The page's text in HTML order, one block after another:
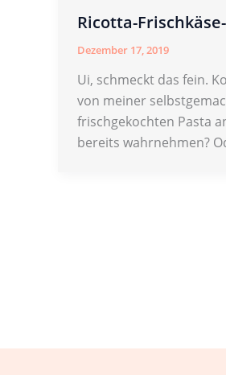
Ricotta-
Dezember 17, 2019
Ui, schmeckt das fein.
von meiner
frischgekochten Pasta
bereits wahrnehmen?